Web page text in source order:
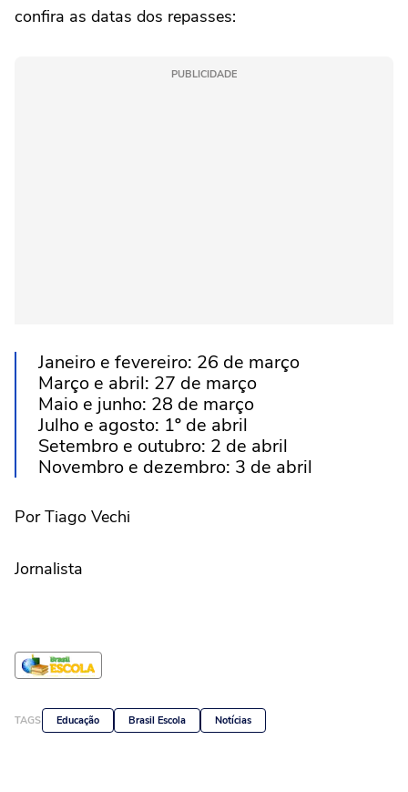
confira as datas dos repasses:
PUBLICIDADE
Janeiro e fevereiro: 26 de março
Março e abril: 27 de março
Maio e junho: 28 de março
Julho e agosto: 1º de abril
Setembro e outubro: 2 de abril
Novembro e dezembro: 3 de abril
Por Tiago Vechi
Jornalista
TAGS Educação Brasil Escola Notícias